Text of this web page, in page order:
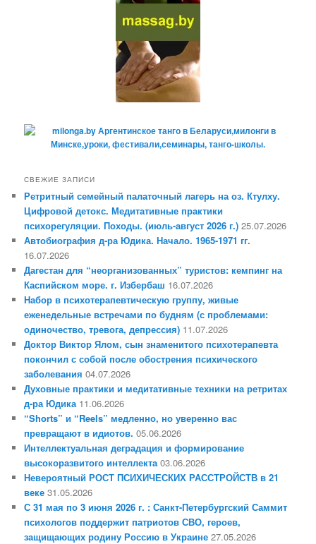
СВЕЖИЕ ЗАПИСИ
Ретритный семейный палаточный лагерь на оз. Ктулху.
Цифровой детокс. Медитативные практики
психорегуляции. Походы. (июль-август 2026 г.) 25.07.2026
Автобиография д-ра Юдика. Начало. 1965-1971 гг.
16.07.2026
Дагестан для “неорганизованных” туристов: кемпинг на
Каспийском море. г. Избербаш 16.07.2026
Набор в психотерапевтическую группу, живые
еженедельные встречами по будням (с проблемами:
одиночество, тревога, депрессия) 11.07.2026
Доктор Виктор Ялом, сын знаменитого психотерапевта
покончил с собой после обострения психического
заболевания 04.07.2026
Духовные практики и медитативные техники на ретритах
д-ра Юдика 11.06.2026
“Shorts” и “Reels” медленно, но уверенно вас
превращают в идиотов. 05.06.2026
Интеллектуальная деградация и формирование
высокоразвитого интеллекта 03.06.2026
Невероятный РОСТ ПСИХИЧЕСКИХ РАССТРОЙСТВ в 21
веке 31.05.2026
С 31 мая по 3 июня 2026 г. : Санкт-Петербургский Саммит
психологов поддержит патриотов СВО, героев,
защищающих родину Россию в Украине 27.05.2026